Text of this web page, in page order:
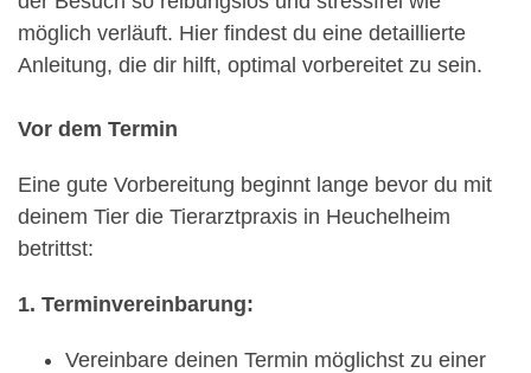
möglich verläuft. Hier findest du eine detaillierte
Anleitung, die dir hilft, optimal vorbereitet zu sein.
Vor dem Termin
Eine gute Vorbereitung beginnt lange bevor du mit
deinem Tier die Tierarztpraxis in Heuchelheim
betrittst:
1. Terminvereinbarung:
Vereinbare deinen Termin möglichst zu einer